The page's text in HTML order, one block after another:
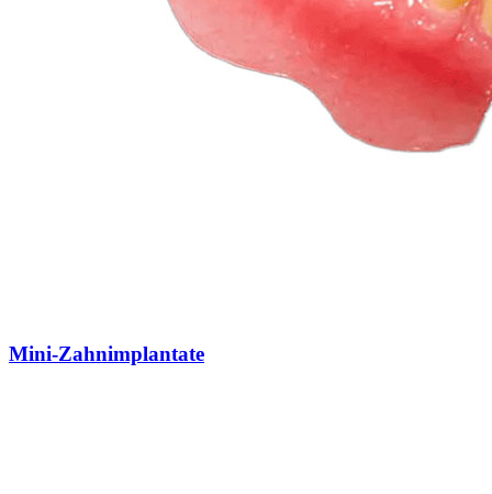
Mini-Zahnimplantate